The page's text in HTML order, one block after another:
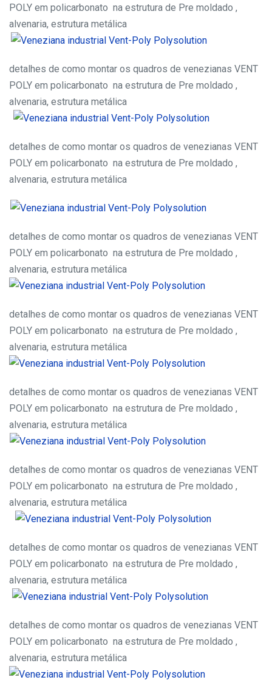
POLY em policarbonato na estrutura de Pre moldado ,
alvenaria, estrutura metálica
detalhes de como montar os quadros de venezianas VENT
POLY em policarbonato na estrutura de Pre moldado ,
alvenaria, estrutura metálica
detalhes de como montar os quadros de venezianas VENT
POLY em policarbonato na estrutura de Pre moldado ,
alvenaria, estrutura metálica
detalhes de como montar os quadros de venezianas VENT
POLY em policarbonato na estrutura de Pre moldado ,
alvenaria, estrutura metálica
detalhes de como montar os quadros de venezianas VENT
POLY em policarbonato na estrutura de Pre moldado ,
alvenaria, estrutura metálica
detalhes de como montar os quadros de venezianas VENT
POLY em policarbonato na estrutura de Pre moldado ,
alvenaria, estrutura metálica
detalhes de como montar os quadros de venezianas VENT
POLY em policarbonato na estrutura de Pre moldado ,
alvenaria, estrutura metálica
detalhes de como montar os quadros de venezianas VENT
POLY em policarbonato na estrutura de Pre moldado ,
alvenaria, estrutura metálica
detalhes de como montar os quadros de venezianas VENT
POLY em policarbonato na estrutura de Pre moldado ,
alvenaria, estrutura metálica